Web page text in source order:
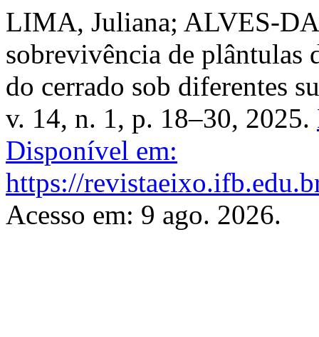
LIMA, Juliana; ALVES-
sobrevivência de plântulas
do cerrado sob diferentes
v. 14, n. 1, p. 18–30, 2025.
Disponível em:
https://
Acesso em: 9 ago. 2026.